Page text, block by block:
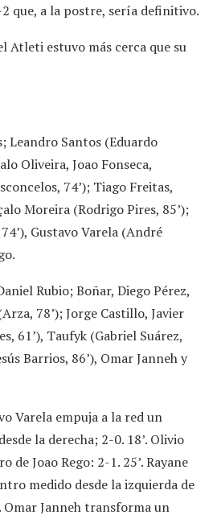
que, a la postre, sería definitivo.
Atleti estuvo más cerca que su
Leandro Santos (Eduardo
Oliveira, Joao Fonseca,
74’); Tiago Freitas,
Moreira (Rodrigo Pires, 85’);
Gustavo Varela (André
Rubio; Boñar, Diego Pérez,
78’); Jorge Castillo, Javier
61’), Taufyk (Gabriel Suárez,
Barrios, 86’), Omar Janneh y
Varela empuja a la red un
la derecha; 2-0. 18’. Olivio
de Joao Rego: 2-1. 25’. Rayane
medido desde la izquierda de
Omar Janneh transforma un